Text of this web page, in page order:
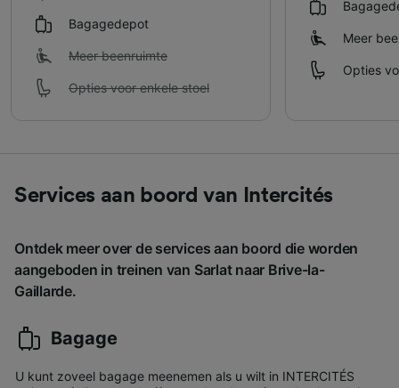
Bagagedepot
Meer beenruimte
Opties voor enkele stoel
Meer
Opties
Services aan boord van Intercités
Ontdek meer over de services aan boord die worden
aangeboden in treinen van Sarlat naar Brive-la-
Gaillarde.
Bagage
U kunt zoveel bagage meenemen als u wilt in INTERCITÉS